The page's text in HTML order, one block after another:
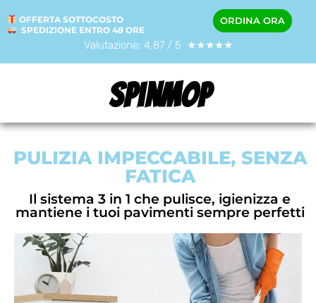
OFFERTA SOTTOCOSTO
SPEDIZIONE ENTRO 48 ORE
ORDINA ORA
Valutazione: 4,87 / 5 ★★★★★
SpinMop
PULIZIA IMPECCABILE, SENZA
FATICA
Il sistema 3 in 1 che pulisce, igienizza e
mantiene i tuoi pavimenti sempre perfetti